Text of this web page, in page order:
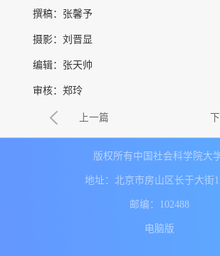
撰稿：张馨予
摄影：刘晋显
编辑：张天帅
审核：郑玲
上一篇
版权所有中国社会科学院大
地址：北京市房山区长于大街
邮编：102488
电脑版